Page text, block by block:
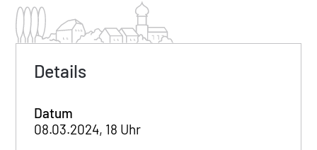
Details
Datum
08.03.2024, 18 Uhr